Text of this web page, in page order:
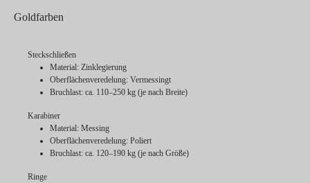
Goldfarben
Steckschließen
Material: Zinklegierung
Oberflächenveredelung: Vermessingt
Bruchlast: ca. 110–250 kg (je nach Breite)
Karabiner
Material: Messing
Oberflächenveredelung: Poliert
Bruchlast: ca. 120–190 kg (je nach Größe)
Ringe